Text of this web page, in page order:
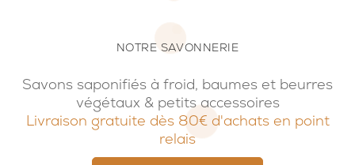
NOTRE SAVONNERIE
Savons saponifiés à froid, baumes et beurres
végétaux & petits accessoires
Livraison gratuite dès 80€ d'achats en point
relais